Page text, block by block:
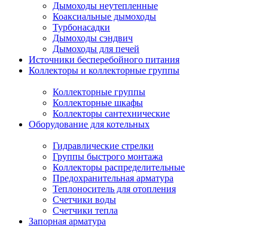
Дымоходы неутепленные
Коаксиальные дымоходы
Турбонасадки
Дымоходы сэндвич
Дымоходы для печей
Источники бесперебойного питания
Коллекторы и коллекторные группы
Коллекторные группы
Коллекторные шкафы
Коллекторы сантехнические
Оборудование для котельных
Гидравлические стрелки
Группы быстрого монтажа
Коллекторы распределительные
Предохранительная арматура
Теплоноситель для отопления
Счетчики воды
Счетчики тепла
Запорная арматура